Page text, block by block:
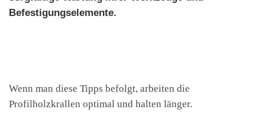
Befestigungselemente.
Wenn man diese Tipps befolgt, arbeiten die
Profilholzkrallen optimal und halten länger.